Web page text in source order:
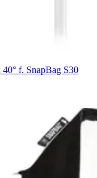
f. SnapBag S30